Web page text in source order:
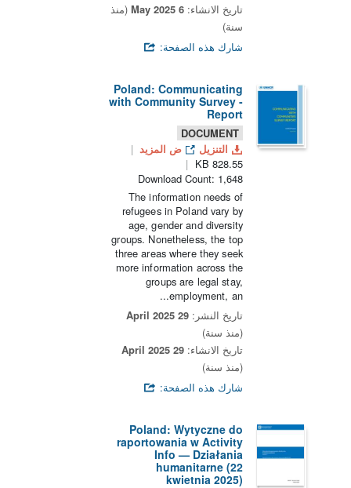
تاريخ الانشاء: 6 May 2025
(منذ
سنة)
شارك هذه الصفحة:
Poland: Communicating
with Community Survey -
Report
DOCUMENT
التنزيل
ض المزيد
828.55 KB
Download Count: 1,648
The information needs of
refugees in Poland vary by
age, gender and diversity
groups. Nonetheless, the top
three areas where they seek
more information across the
groups are legal stay,
employment, an...
تاريخ النشر: 29 April 2025
(منذ سنة)
تاريخ الانشاء: 29 April 2025
(منذ سنة)
شارك هذه الصفحة:
Poland: Wytyczne do
raportowania w Activity
Info — Działania
humanitarne (22
kwietnia 2025)